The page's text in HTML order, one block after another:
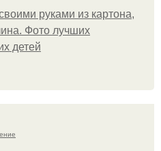
руками из картона,
Фото лучших
детей